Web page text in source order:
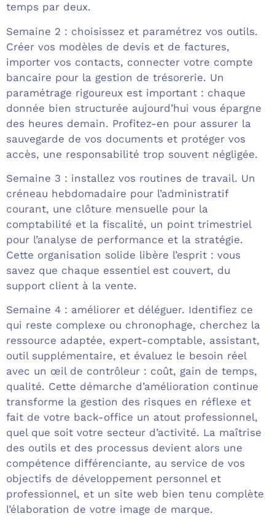
temps par deux.
Semaine 2 : choisissez et paramétrez vos outils.
Créer vos modèles de devis et de factures,
importer vos contacts, connecter votre compte
bancaire pour la gestion de trésorerie. Un
paramétrage rigoureux est important : chaque
donnée bien structurée aujourd’hui vous épargne
des heures demain. Profitez-en pour assurer la
sauvegarde de vos documents et protéger vos
accès, une responsabilité trop souvent négligée.
Semaine 3 : installez vos routines de travail. Un
créneau hebdomadaire pour l’administratif
courant, une clôture mensuelle pour la
comptabilité et la fiscalité, un point trimestriel
pour l’analyse de performance et la stratégie.
Cette organisation solide libère l’esprit : vous
savez que chaque essentiel est couvert, du
support client à la vente.
Semaine 4 : améliorer et déléguer. Identifiez ce
qui reste complexe ou chronophage, cherchez la
ressource adaptée, expert-comptable, assistant,
outil supplémentaire, et évaluez le besoin réel
avec un œil de contrôleur : coût, gain de temps,
qualité. Cette démarche d’amélioration continue
transforme la gestion des risques en réflexe et
fait de votre back-office un atout professionnel,
quel que soit votre secteur d’activité. La maîtrise
des outils et des processus devient alors une
compétence différenciante, au service de vos
objectifs de développement personnel et
professionnel, et un site web bien tenu complète
l’élaboration de votre image de marque.